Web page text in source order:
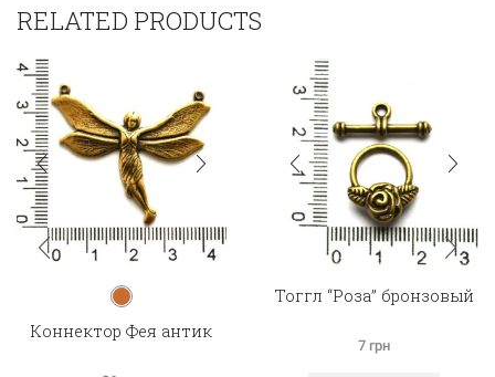
Южная
RELATED PRODUCTS
Коннектор Фея антик
Тоггл “Роза” бронзовый
7 грн